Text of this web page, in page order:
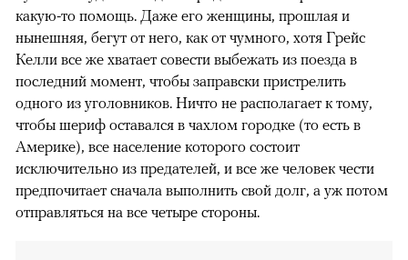
какую-то помощь. Даже его женщины, прошлая и
нынешняя, бегут от него, как от чумного, хотя Грейс
Келли все же хватает совести выбежать из поезда в
последний момент, чтобы заправски пристрелить
одного из уголовников. Ничто не располагает к тому,
чтобы шериф оставался в чахлом городке (то есть в
Америке), все население которого состоит
исключительно из предателей, и все же человек чести
предпочитает сначала выполнить свой долг, а уж потом
отправляться на все четыре стороны.